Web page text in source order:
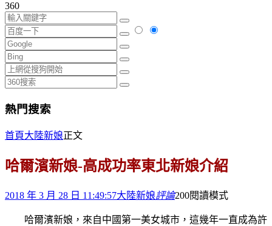
360
熱門搜索
首頁大陸新娘正文
哈爾濱新娘-高成功率東北新娘介紹
2018 年 3 月 28 日 11:49:57大陸新娘評論200閱讀模式
哈爾濱新娘，來自中國第一美女城市，這幾年一直成為許